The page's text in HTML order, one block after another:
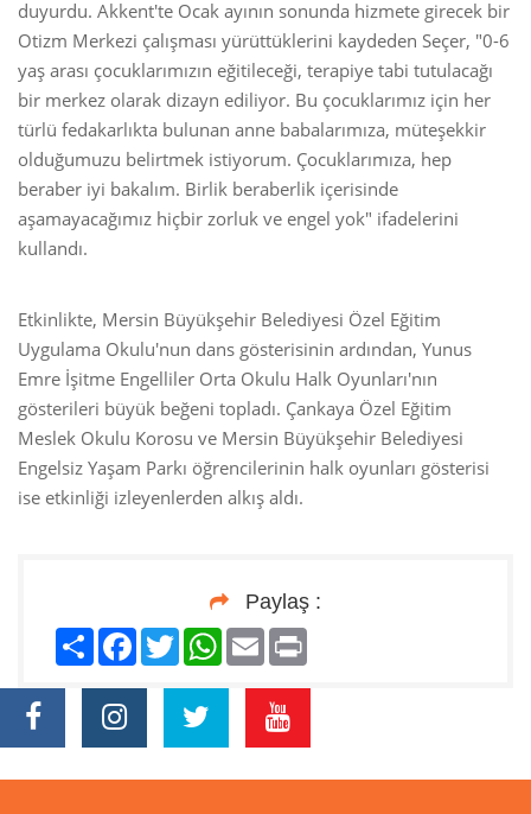
duyurdu. Akkent'te Ocak ayının sonunda hizmete girecek bir
Otizm Merkezi çalışması yürüttüklerini kaydeden Seçer, "0-6
yaş arası çocuklarımızın eğitileceği, terapiye tabi tutulacağı
bir merkez olarak dizayn ediliyor. Bu çocuklarımız için her
türlü fedakarlıkta bulunan anne babalarımıza, müteşekkir
olduğumuzu belirtmek istiyorum. Çocuklarımıza, hep
beraber iyi bakalım. Birlik beraberlik içerisinde
aşamayacağımız hiçbir zorluk ve engel yok" ifadelerini
kullandı.
Etkinlikte, Mersin Büyükşehir Belediyesi Özel Eğitim
Uygulama Okulu'nun dans gösterisinin ardından, Yunus
Emre İşitme Engelliler Orta Okulu Halk Oyunları'nın
gösterileri büyük beğeni topladı. Çankaya Özel Eğitim
Meslek Okulu Korosu ve Mersin Büyükşehir Belediyesi
Engelsiz Yaşam Parkı öğrencilerinin halk oyunları gösterisi
ise etkinliği izleyenlerden alkış aldı.
Paylaş :
PaylaşFacebook
TwitterWhatsApp
Email